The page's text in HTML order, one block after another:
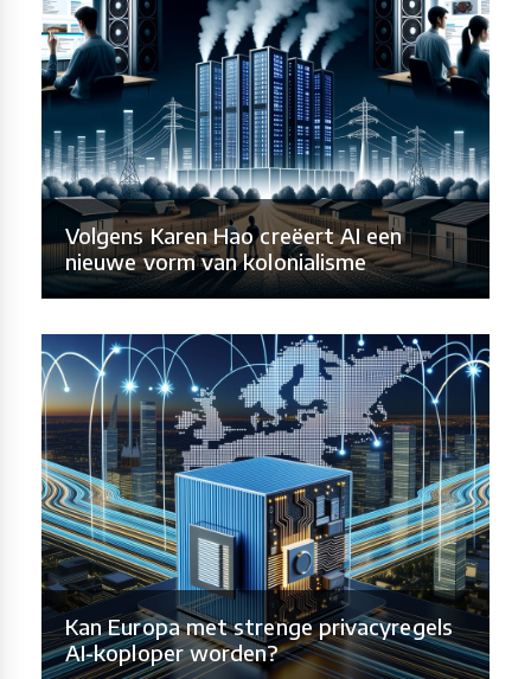
Volgens Karen Hao creëert AI een
nieuwe vorm van kolonialisme
Kan Europa met strenge privacyregels
AI-koploper worden?